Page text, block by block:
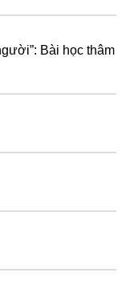
Bài học thâm